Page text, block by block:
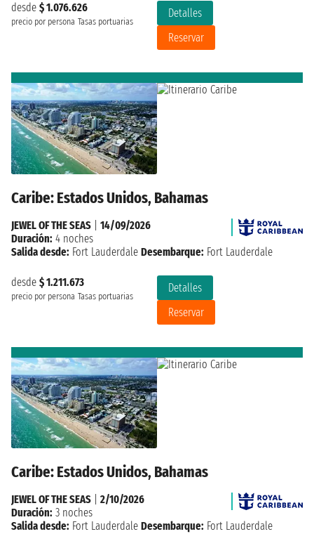
desde $ 1.076.626
precio por persona Tasas portuarias
Detalles
Reservar
Caribe: Estados Unidos, Bahamas
desde $ 1.211.673
precio por persona Tasas portuarias
Detalles
Reservar
JEWEL OF THE SEAS
14/09/2026
Duración: 4 noches
Salida desde: Fort Lauderdale Desembarque: Fort Lauderdale
Caribe: Estados Unidos, Bahamas
JEWEL OF THE SEAS
2/10/2026
Duración: 3 noches
Salida desde: Fort Lauderdale Desembarque: Fort Lauderdale